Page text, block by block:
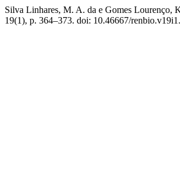
Silva Linhares, M. A. da e Gomes Lourenço,
19(1), p. 364–373. doi: 10.46667/